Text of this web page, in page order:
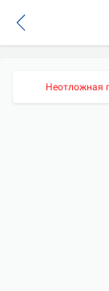
Неотложная